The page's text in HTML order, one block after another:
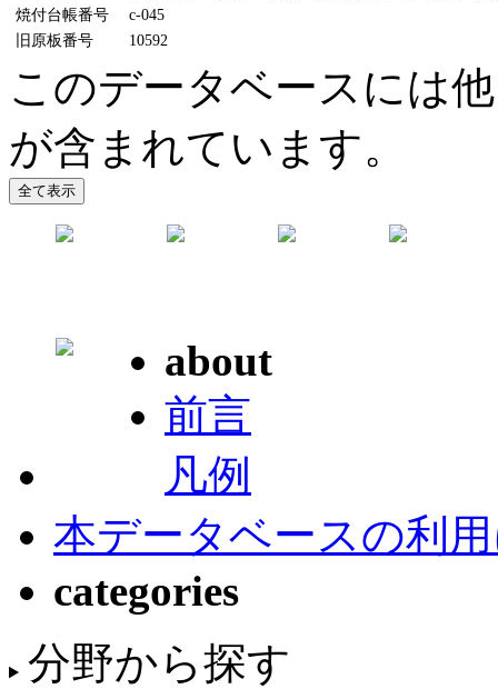
焼付台帳番号
c-045
旧原板番号
10592
このデータベースには
が含まれています。
about
前言
凡例
本データベースの利
categories
分野から探す